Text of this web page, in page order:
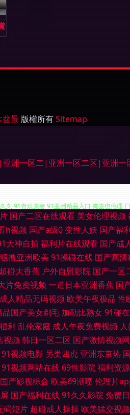
盆景 版權所有Sitemap
洲一区二|亚洲一区二区|亚洲
字幕六区 91成人影 91蜜桃精品入口 99这
91青娱夫妻 91亚洲精品入口 俺去也伦理
欧美女同视频 日本免费网站 日韩人妻花
费视频网址 超碰人人摸 大香蕉8 久草在
自拍五月天 亚洲影院午夜AV 91人妻在线
爱福利视频 超碰在线97国产 www青草
无码 午夜男人网 中文字幕上床网站 97色
另类成人专区 日韩蜜臀91 亚洲激情性爱
国产二区在线观看 美女伦理视频
h视频 国产a级0变性人妖 国产福
大神自拍 福利片在线观看 国产成
撸亚洲欧美 91操碰在线 国产高清
碰大香蕉 户外自慰影院 国产一区
片免费视频 一道日本亚洲香蕉 国
成人精品无码视频 欧美午夜极品 性
品国产美女剃毛 加勒比熟女91碰
利 乱伦家庭 成人午夜免费视频
视频 韩日一区二区 国产激情视频
91视频电影 另类四虎 亚洲东京热
91视频网站在线 69性影院福利资
产影视综合 欧美69潮喷伦理片
国产福利在线91久久影院 免费
码短片 超碰成人操操 欧美猛交视频